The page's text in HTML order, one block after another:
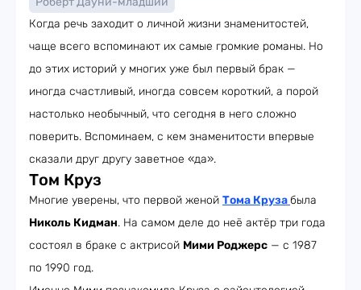
Когда речь заходит о личной жизни знаменитостей,
чаще всего вспоминают их самые громкие романы. Но
до этих историй у многих уже был первый брак —
иногда счастливый, иногда совсем короткий, а порой
настолько необычный, что сегодня в него сложно
поверить. Вспоминаем, с кем знаменитости впервые
сказали друг другу заветное «да».
Том Круз
Многие уверены, что первой женой Тома Круза была
Николь Кидман. На самом деле до неё актёр три года
состоял в браке с актрисой Мими Роджерс — с 1987
по 1990 год.